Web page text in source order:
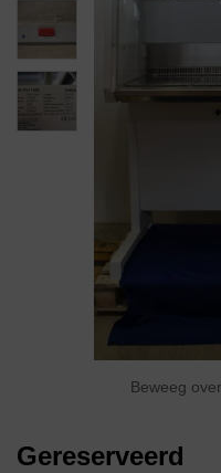
Beweeg
Gereserveerd